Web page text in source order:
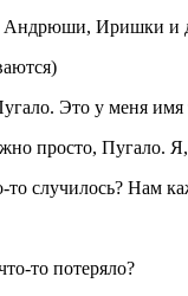
Андрюши, Иришки и
Это у меня имя
просто, Пугало. Я,
то случилось? Нам
то потеряло?